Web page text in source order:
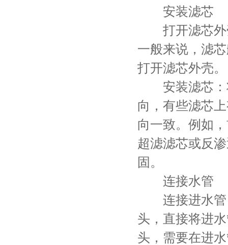
安装滤芯
打开滤芯外
一般来说，滤
打开滤芯外壳。
安装滤芯：
向，有些滤芯
向一致。例如
超滤滤芯或反
固。
连接水管
连接进水管
头，直接将进
头，需要在进